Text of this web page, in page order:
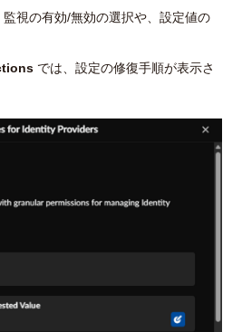
視の有効/無効の選択や、設定値の
では、設定の修復手順が表示さ